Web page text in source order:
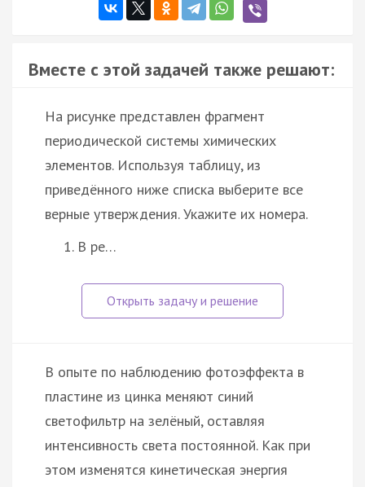
Вместе с этой задачей также решают:
На рисунке представлен фрагмент
периодической системы химических
элементов. Используя таблицу, из
приведённого ниже списка выберите все
верные утверждения. Укажите их номера.
В ре…
В опыте по наблюдению фотоэффекта в
пластине из цинка меняют синий
светофильтр на зелёный, оставляя
интенсивность света постоянной. Как при
этом изменятся кинетическая энергия